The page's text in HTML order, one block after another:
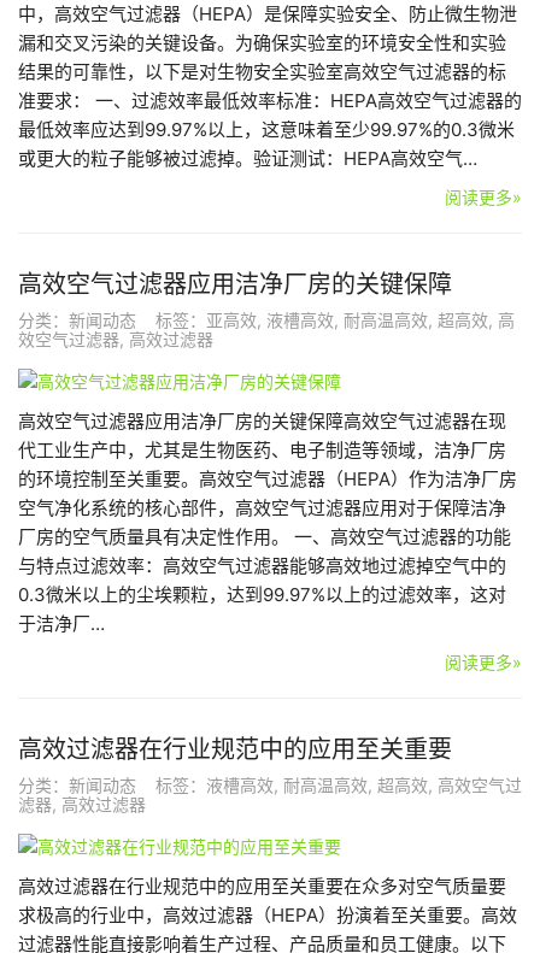
中，高效空气过滤器（HEPA）是保障实验安全、防止微生物泄
漏和交叉污染的关键设备。为确保实验室的环境安全性和实验
结果的可靠性，以下是对生物安全实验室高效空气过滤器的标
准要求： 一、过滤效率最低效率标准：HEPA高效空气过滤器的
最低效率应达到99.97%以上，这意味着至少99.97%的0.3微米
或更大的粒子能够被过滤掉。验证测试：HEPA高效空气…
阅读更多»
高效空气过滤器应用洁净厂房的关键保障
分类： 新闻动态 标签： 亚高效, 液槽高效, 耐高温高效, 超高效, 高
效空气过滤器, 高效过滤器
高效空气过滤器应用洁净厂房的关键保障高效空气过滤器在现
代工业生产中，尤其是生物医药、电子制造等领域，洁净厂房
的环境控制至关重要。高效空气过滤器（HEPA）作为洁净厂房
空气净化系统的核心部件，高效空气过滤器应用对于保障洁净
厂房的空气质量具有决定性作用。 一、高效空气过滤器的功能
与特点过滤效率：高效空气过滤器能够高效地过滤掉空气中的
0.3微米以上的尘埃颗粒，达到99.97%以上的过滤效率，这对
于洁净厂…
阅读更多»
高效过滤器在行业规范中的应用至关重要
分类： 新闻动态 标签： 液槽高效, 耐高温高效, 超高效, 高效空气过
滤器, 高效过滤器
高效过滤器在行业规范中的应用至关重要在众多对空气质量要
求极高的行业中，高效过滤器（HEPA）扮演着至关重要。高效
过滤器性能直接影响着生产过程、产品质量和员工健康。以下